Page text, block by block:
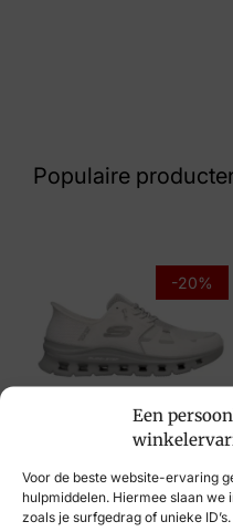
Een
Voor de beste website-ervaring
hulpmiddelen. Hiermee slaan we
zoals je surfgedrag of unieke ID’s.
Australian
Artikelnummer
Populaire
-20%
79,95